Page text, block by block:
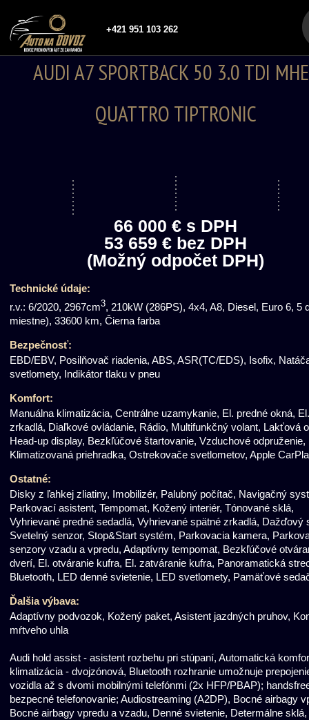
+421 951 103 262
AUDI A7 SPORTBACK 50 3.0 TDI
QUATTRO TIPTRONIC
66 000 € s DPH
53 659 € bez DPH
(Možný odpočet DPH)
Technické údaje:
r.v.: 6/2020, 2967cm3, 210kW (286PS), 4x4, A8, Diesel, Euro 6, 5
miestne), 33600 km, Čierna farba
Bezpečnosť:
EBD/EBV, Posilňovač riadenia, ABS, ASR(TC/EDS), Isofix,
svetlomety, Indikátor tlaku v pneu
Komfort:
Manuálna klimatizácia, Centrálne uzamykanie, El. predné okná, El.
zrkadlá, Diaľkové ovládanie, Rádio, Multifunkčný volant, Lakťová
Head-up display, Bezkľúčové štartovanie, Vzduchové odpruženie,
Klimatizovaná priehradka, Ostrekovače svetlometov, Apple
Ostatné:
Disky z ľahkej zliatiny, Imobilizér, Palubný počítač, Navigačný
Parkovací asistent, Tempomat, Kožený interiér, Tónované sklá,
Vyhrievané predné sedadlá, Vyhrievané spätné zrkadlá, Dažďový
Svetelný senzor, Stop&Start systém, Parkovacia kamera,
senzory vzadu a vpredu, Adaptívny tempomat, Bezkľúčové
dverí, El. otváranie kufra, El. zatváranie kufra, Panoramatická
Bluetooth, LED denné svietenie, LED svetlomety, Pamäťové
Ďalšia výbava:
Adaptívny podvozok, Kožený paket, Asistent jazdných pruhov,
mŕtveho uhla
Audi hold assist - asistent rozbehu pri stúpaní, Automatická
klimatizácia - dvojzónová, Bluetooth rozhranie umožnuje
vozidla až s dvomi mobilnými telefónmi (2x HFP/PBAP);
bezpecné telefonovanie; Audiostreaming (A2DP), Bocné airbagy
Bocné airbagy vpredu a vzadu, Denné svietenie, Determálne sklá,